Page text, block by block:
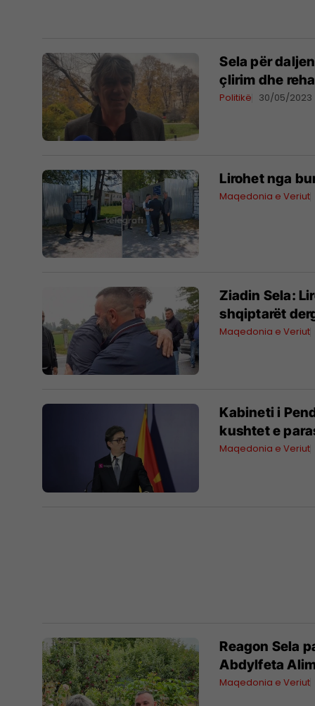
Sela për
çlirim dhe
Politikë 30/05/2023
Lirohet nga
Maqedonia e Veriut
Ziadin Sela:
shqiptarët
Maqedonia e Veriut
Kabineti i
kushtet e
Maqedonia e Veriut
Reagon Sela
Abdylfeta
Maqedonia e Veriut